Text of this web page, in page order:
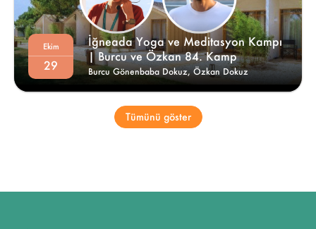
İğneada Yoga ve Meditasyon Kampı
| Burcu ve Özkan 84. Kamp
Ekim
29 Burcu Gönenbaba Dokuz,Özkan Dokuz
Tümünü göster